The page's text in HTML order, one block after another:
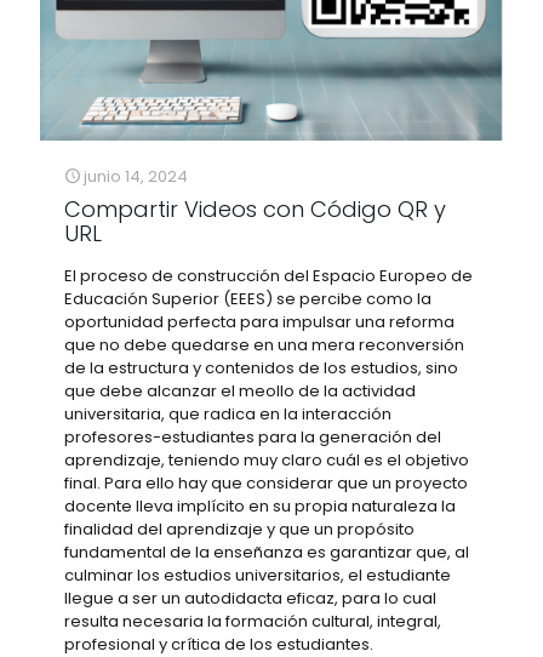
junio 14, 2024
Compartir Videos con Código QR y
URL
El proceso de construcción del Espacio Europeo de
Educación Superior (EEES) se percibe como la
oportunidad perfecta para impulsar una reforma
que no debe quedarse en una mera reconversión
de la estructura y contenidos de los estudios, sino
que debe alcanzar el meollo de la actividad
universitaria, que radica en la interacción
profesores-estudiantes para la generación del
aprendizaje, teniendo muy claro cuál es el objetivo
final. Para ello hay que considerar que un proyecto
docente lleva implícito en su propia naturaleza la
finalidad del aprendizaje y que un propósito
fundamental de la enseñanza es garantizar que, al
culminar los estudios universitarios, el estudiante
llegue a ser un autodidacta eficaz, para lo cual
resulta necesaria la formación cultural, integral,
profesional y crítica de los estudiantes.